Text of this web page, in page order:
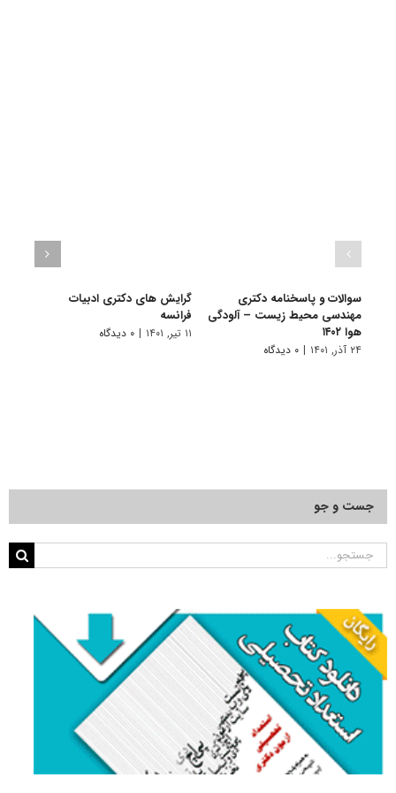
سوالات و پاسخنامه دکتری
مهندسی محیط زیست – آلودگی
هوا ۱۴۰۲
۲۴ آذر, ۱۴۰۱ | ۰ دیدگاه
گرایش های دکتری ادبیات
فراﻧﺴﻪ
۱۱ تیر, ۱۴۰۱ | ۰ دیدگاه
جست و جو
جستجو